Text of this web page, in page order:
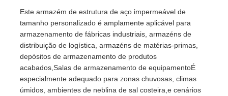
Este armazém de estrutura de aço impermeável de
tamanho personalizado é amplamente aplicável para
armazenamento de fábricas industriais, armazéns de
distribuição de logística, armazéns de matérias-primas,
depósitos de armazenamento de produtos
acabados,Salas de armazenamento de equipamentoÉ
especialmente adequado para zonas chuvosas, climas
úmidos, ambientes de neblina de sal costeira,e cenários